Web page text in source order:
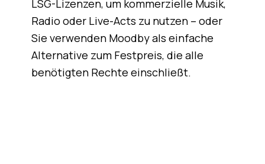
LSG-Lizenzen, um kommerzielle Musik,
Radio oder Live-Acts zu nutzen – oder
Sie verwenden Moodby als einfache
Alternative zum Festpreis, die alle
benötigten Rechte einschließt.